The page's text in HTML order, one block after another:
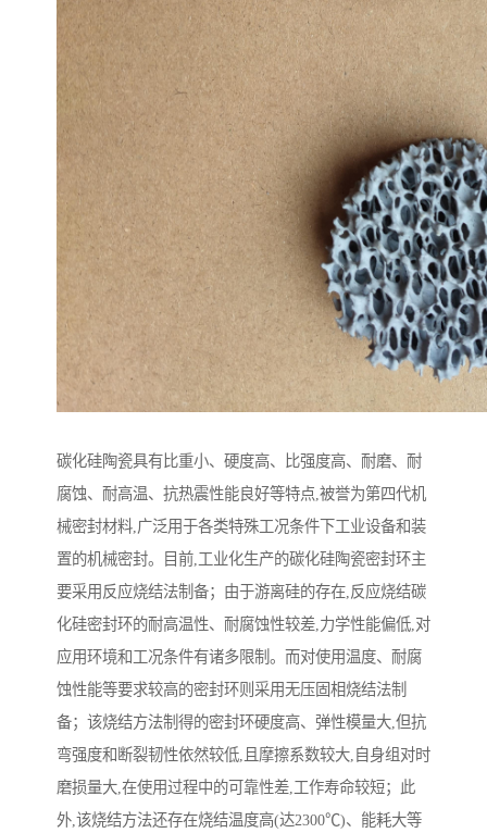
碳化硅陶瓷具有比重小、硬度高、比强度高、耐磨、耐
腐蚀、耐高温、抗热震性能良好等特点,被誉为第四代机
械密封材料,广泛用于各类特殊工况条件下工业设备和装
置的机械密封。目前,工业化生产的碳化硅陶瓷密封环主
要采用反应烧结法制备；由于游离硅的存在,反应烧结碳
化硅密封环的耐高温性、耐腐蚀性较差,力学性能偏低,对
应用环境和工况条件有诸多限制。而对使用温度、耐腐
蚀性能等要求较高的密封环则采用无压固相烧结法制
备；该烧结方法制得的密封环硬度高、弹性模量大,但抗
弯强度和断裂韧性依然较低,且摩擦系数较大,自身组对时
磨损量大,在使用过程中的可靠性差,工作寿命较短；此
外,该烧结方法还存在烧结温度高(达2300℃)、能耗大等